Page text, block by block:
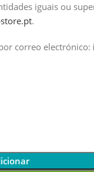
iguais ou
.
correo electrónico: